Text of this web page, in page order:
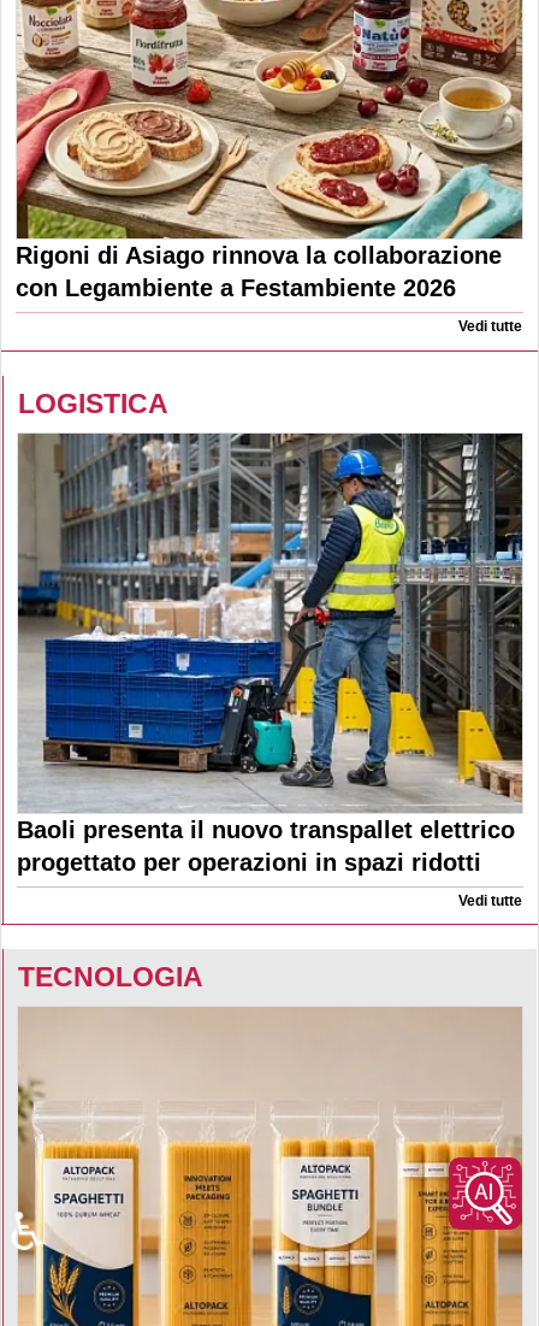
Rigoni di Asiago rinnova la collaborazione
con Legambiente a Festambiente 2026
Vedi tutte
LOGISTICA
Baoli presenta il nuovo transpallet elettrico
progettato per operazioni in spazi ridotti
Vedi tutte
TECNOLOGIA